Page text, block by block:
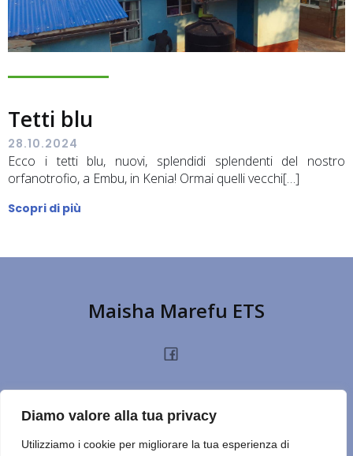
Diamo valore alla tua privacy
Utilizziamo i cookie per migliorare la tua esperienza di
Tetti blu
28.10.2024
Ecco i tetti blu, nuovi, splendidi splendenti del nostro
orfanotrofio, a Embu, in Kenia! Ormai quelli vecchi[…]
Scopri di più
Maisha Marefu ETS
HOMECHI SIAMOPROGETTINOTIZIEPRIVACY POLICY
TERMINI D’USOCONTATTIREPORT CERCA SUL SITONOTE